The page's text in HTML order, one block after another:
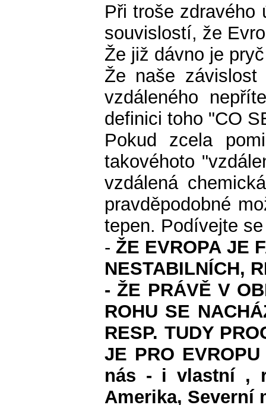
Při troše zdravého
souvislostí, že
Že již dávno je
Že naše
vzdáleného
definici toho "CO
Pokud zcela
takovéhoto
vzdálená
pravděpodobné
tepen. Podívejte
- ŽE EVROPA JE
NESTABILNÍCH,
- ŽE PRÁVĚ V
ROHU SE
RESP. TUDY
JE PRO
nás - i vlastní ,
Amerika, Severní